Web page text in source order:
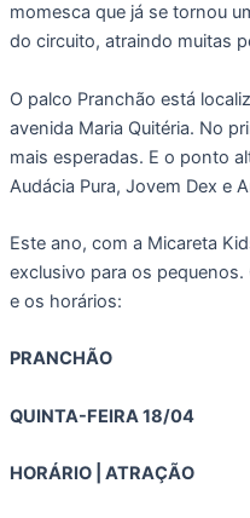
momesca que já se tornou
do circuito, atraindo muitas
O palco Pranchão está
avenida Maria Quitéria. No
mais esperadas. E o ponto
Audácia Pura, Jovem Dex e
Este ano, com a Micareta
exclusivo para os
e os horários:
PRANCHÃO
QUINTA-FEIRA 18/04
HORÁRIO | ATRAÇÃO